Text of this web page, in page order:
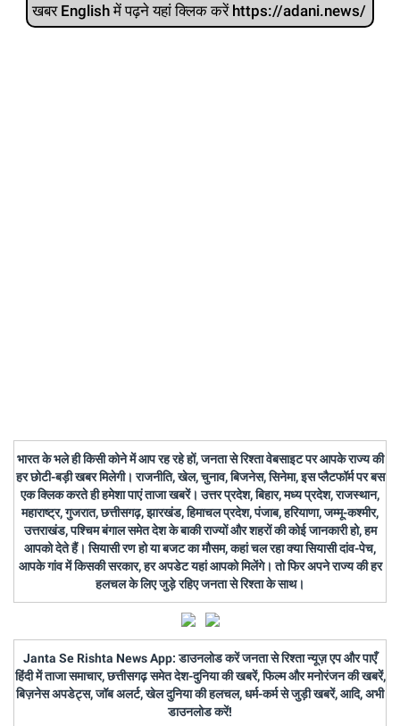
खबर English में पढ़ने यहां क्लिक करें https://adani.news/
भारत के भले ही किसी कोने में आप रह रहे हों, जनता से रिश्ता वेबसाइट पर आपके राज्य की
हर छोटी-बड़ी खबर मिलेगी। राजनीति, खेल, चुनाव, बिजनेस, सिनेमा, इस प्लैटफॉर्म पर बस
एक क्लिक करते ही हमेशा पाएं ताजा खबरें। उत्तर प्रदेश, बिहार, मध्य प्रदेश, राजस्थान,
महाराष्ट्र, गुजरात, छत्तीसगढ़, झारखंड, हिमाचल प्रदेश, पंजाब, हरियाणा, जम्मू-कश्मीर,
उत्तराखंड, पश्चिम बंगाल समेत देश के बाकी राज्यों और शहरों की कोई जानकारी हो, हम
आपको देते हैं। सियासी रण हो या बजट का मौसम, कहां चल रहा क्या सियासी दांव-पेच,
आपके गांव में किसकी सरकार, हर अपडेट यहां आपको मिलेंगे। तो फिर अपने राज्य की हर
हलचल के लिए जुड़े रहिए जनता से रिश्ता के साथ।
Janta Se Rishta News App: डाउनलोड करें जनता से रिश्ता न्यूज़ एप और पाएँ
हिंदी में ताजा समाचार, छत्तीसगढ़ समेत देश-दुनिया की खबरें, फिल्म और मनोरंजन की खबरें,
बिज़नेस अपडेट्स, जॉब अलर्ट, खेल दुनिया की हलचल, धर्म-कर्म से जुड़ी खबरें, आदि, अभी
डाउनलोड करें!